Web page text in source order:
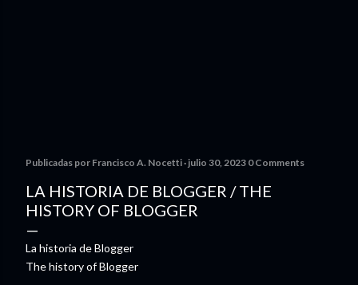
Publicadas por Francisco A. Nocetti julio 30, 2023 0 Comments
LA HISTORIA DE BLOGGER / THE
HISTORY OF BLOGGER
La historia de Blogger
The history of Blogger